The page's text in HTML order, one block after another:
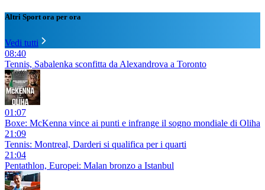
Altri Sport ora per ora
Vedi tutti
08:40
Tennis, Sabalenka sconfitta da Alexandrova a Toronto
01:07
Boxe: McKenna vince ai punti e infrange il sogno mondiale di Oliha
21:09
Tennis: Montreal, Darderi si qualifica per i quarti
21:04
Pentathlon, Europei: Malan bronzo a Istanbul